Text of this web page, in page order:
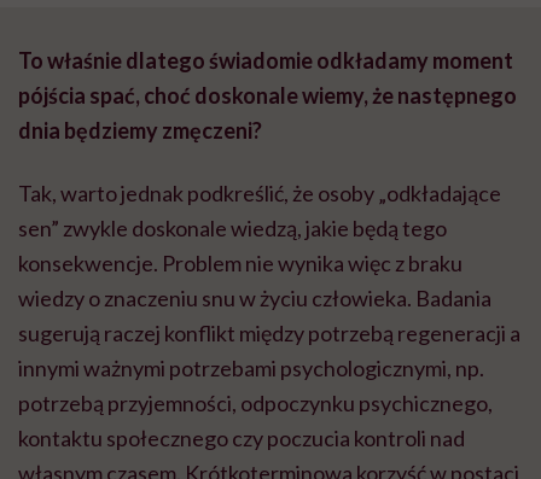
To właśnie dlatego świadomie odkładamy moment
pójścia spać, choć doskonale wiemy, że następnego
dnia będziemy zmęczeni?
Tak, warto jednak podkreślić, że osoby „odkładające
sen” zwykle doskonale wiedzą, jakie będą tego
konsekwencje. Problem nie wynika więc z braku
wiedzy o znaczeniu snu w życiu człowieka. Badania
sugerują raczej konflikt między potrzebą regeneracji a
innymi ważnymi potrzebami psychologicznymi, np.
potrzebą przyjemności, odpoczynku psychicznego,
kontaktu społecznego czy poczucia kontroli nad
własnym czasem. Krótkoterminowa korzyść w postaci